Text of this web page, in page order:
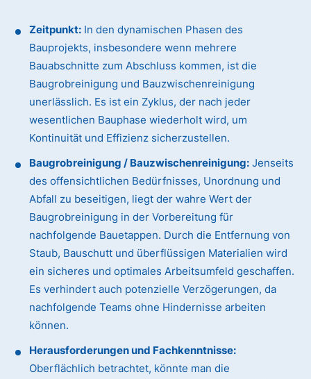
Zeitpunkt: In den dynamischen Phasen des
Bauprojekts, insbesondere wenn mehrere
Bauabschnitte zum Abschluss kommen, ist die
Baugrobreinigung und Bauzwischenreinigung
unerlässlich. Es ist ein Zyklus, der nach jeder
wesentlichen Bauphase wiederholt wird, um
Kontinuität und Effizienz sicherzustellen.
Baugrobreinigung / Bauzwischenreinigung: Jenseits
des offensichtlichen Bedürfnisses, Unordnung und
Abfall zu beseitigen, liegt der wahre Wert der
Baugrobreinigung in der Vorbereitung für
nachfolgende Bauetappen. Durch die Entfernung von
Staub, Bauschutt und überflüssigen Materialien wird
ein sicheres und optimales Arbeitsumfeld geschaffen.
Es verhindert auch potenzielle Verzögerungen, da
nachfolgende Teams ohne Hindernisse arbeiten
können.
Herausforderungen und Fachkenntnisse:
Oberflächlich betrachtet, könnte man die